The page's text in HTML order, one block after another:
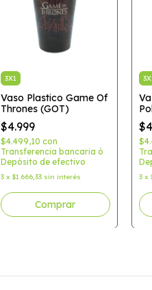
3X1
Vaso Plastico Game Of
Thrones (GOT)
$4.999
$4.499,10con
Transferencia bancaria ó
Depósito de efectivo
3 x$1.666,33 sin interés 3 x